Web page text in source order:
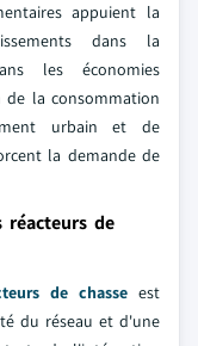
appuient la
dans la
les économies
de la consommation
urbain et de
la demande de
réacteurs de
de chasse est
du réseau et d'une